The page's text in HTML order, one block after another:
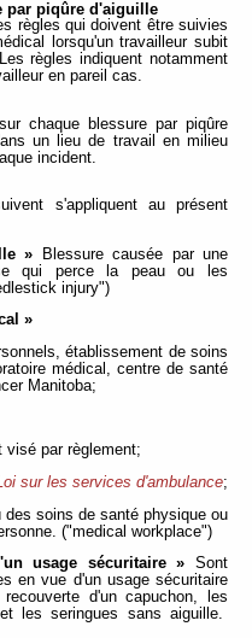
par piqûre d'aiguille
règles qui doivent être suivies
lorsqu'un travailleur subit
règles indiquent notamment
en pareil cas.
chaque blessure par piqûre
un lieu de travail en milieu
incident.
s'appliquent au présent
» Blessure causée par une
qui perce la peau ou les
injury")
»
établissement de soins
médical, centre de santé
Manitoba;
par règlement;
sur les services d'ambulance;
soins de santé physique ou
("medical workplace")
usage sécuritaire » Sont
en vue d'un usage sécuritaire
d'un capuchon, les
les seringues sans aiguille.